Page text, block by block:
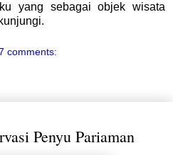
yang sebagai objek wisata
comments:
Penyu Pariaman